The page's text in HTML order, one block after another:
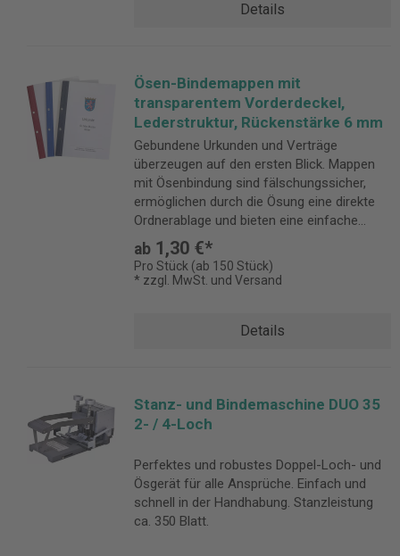
Details
Ösen-Bindemappen mit
transparentem Vorderdeckel,
Lederstruktur, Rückenstärke 6 mm
Gebundene Urkunden und Verträge
überzeugen auf den ersten Blick. Mappen
mit Ösenbindung sind fälschungssicher,
ermöglichen durch die Ösung eine direkte
Ordnerablage und bieten eine einfache
Handhabung. Rückenstärke 6 mm
ab 1,30 €*
Pro Stück (ab 150 Stück)
* zzgl. MwSt. und Versand
Details
Stanz- und Bindemaschine DUO 35
2- / 4-Loch
Perfektes und robustes Doppel-Loch- und
Ösgerät für alle Ansprüche. Einfach und
schnell in der Handhabung. Stanzleistung
ca. 350 Blatt.